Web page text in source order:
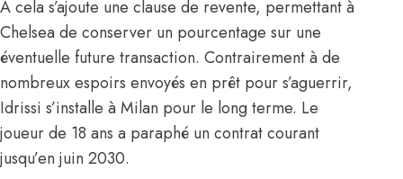
À cela s’ajoute une clause de revente, permettant à
Chelsea de conserver un pourcentage sur une
éventuelle future transaction. Contrairement à de
nombreux espoirs envoyés en prêt pour s’aguerrir,
Idrissi s’installe à Milan pour le long terme. Le
joueur de 18 ans a paraphé un contrat courant
jusqu’en juin 2030.